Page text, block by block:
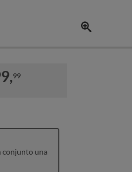
99
conjunto una